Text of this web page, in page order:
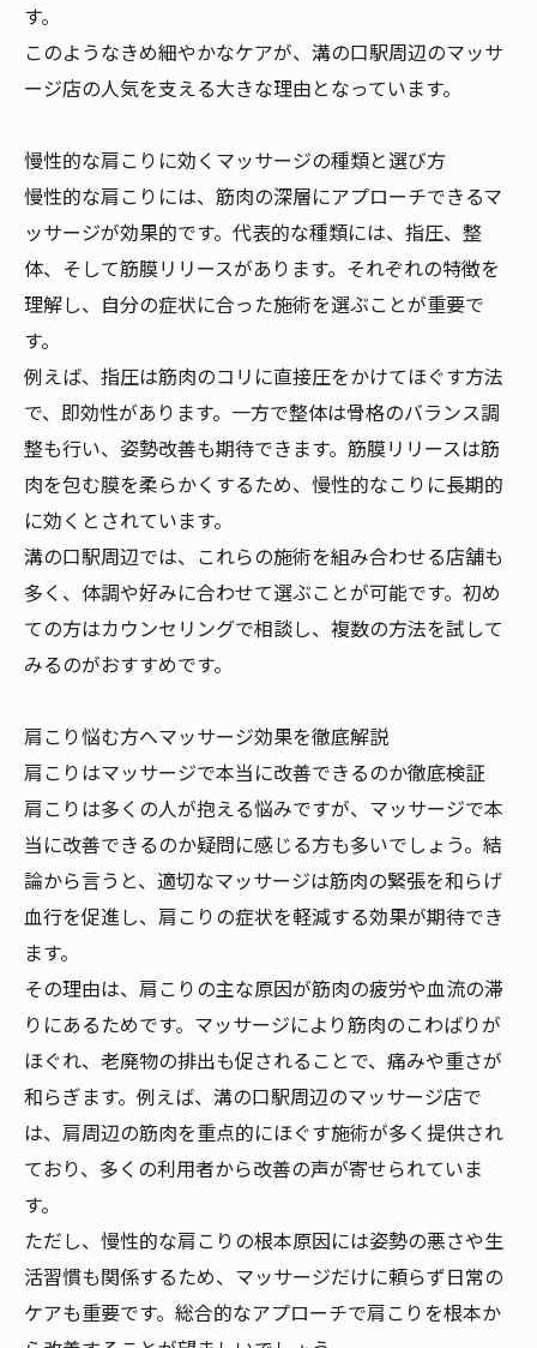
す。
このようなきめ細やかなケアが、溝の口駅周辺のマッサ
ージ店の人気を支える大きな理由となっています。
慢性的な肩こりに効くマッサージの種類と選び方
慢性的な肩こりには、筋肉の深層にアプローチできるマ
ッサージが効果的です。代表的な種類には、指圧、整
体、そして筋膜リリースがあります。それぞれの特徴を
理解し、自分の症状に合った施術を選ぶことが重要で
す。
例えば、指圧は筋肉のコリに直接圧をかけてほぐす方法
で、即効性があります。一方で整体は骨格のバランス調
整も行い、姿勢改善も期待できます。筋膜リリースは筋
肉を包む膜を柔らかくするため、慢性的なこりに長期的
に効くとされています。
溝の口駅周辺では、これらの施術を組み合わせる店舗も
多く、体調や好みに合わせて選ぶことが可能です。初め
ての方はカウンセリングで相談し、複数の方法を試して
みるのがおすすめです。
肩こり悩む方へマッサージ効果を徹底解説
肩こりはマッサージで本当に改善できるのか徹底検証
肩こりは多くの人が抱える悩みですが、マッサージで本
当に改善できるのか疑問に感じる方も多いでしょう。結
論から言うと、適切なマッサージは筋肉の緊張を和らげ
血行を促進し、肩こりの症状を軽減する効果が期待でき
ます。
その理由は、肩こりの主な原因が筋肉の疲労や血流の滞
りにあるためです。マッサージにより筋肉のこわばりが
ほぐれ、老廃物の排出も促されることで、痛みや重さが
和らぎます。例えば、溝の口駅周辺のマッサージ店で
は、肩周辺の筋肉を重点的にほぐす施術が多く提供され
ており、多くの利用者から改善の声が寄せられていま
す。
ただし、慢性的な肩こりの根本原因には姿勢の悪さや生
活習慣も関係するため、マッサージだけに頼らず日常の
ケアも重要です。総合的なアプローチで肩こりを根本か